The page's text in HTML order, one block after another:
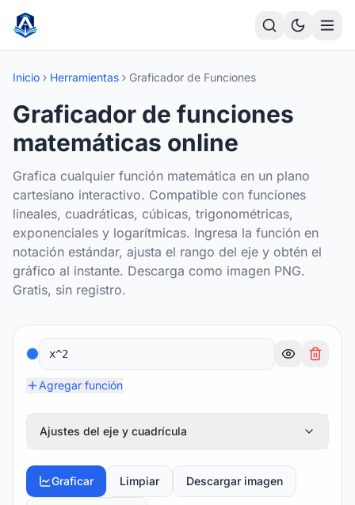
Saltar al contenido principal
Inicio Herramientas Graficador de Funciones
Graficador de funciones
matemáticas online
Grafica cualquier función matemática en un plano
cartesiano interactivo. Compatible con funciones
lineales, cuadráticas, cúbicas, trigonométricas,
exponenciales y logarítmicas. Ingresa la función en
notación estándar, ajusta el rango del eje y obtén el
gráfico al instante. Descarga como imagen PNG.
Gratis, sin registro.
Agregar función
Ajustes del eje y cuadrícula
Graficar Limpiar Descargar imagen